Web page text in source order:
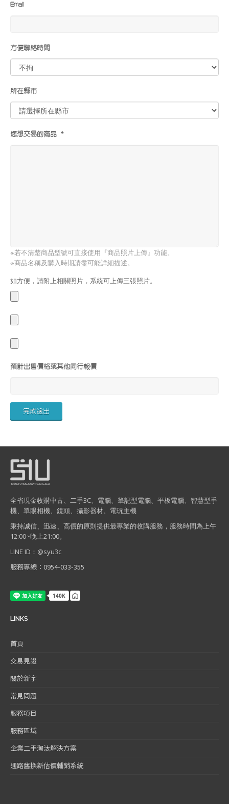
Email
方便聯絡時間
所在縣市
您想交易的商品 *
※若不清楚商品型號可直接使用『商品照片上傳』功能。
※商品名稱及購入時期請盡可能詳細描述。
如方便，請附上相關照片，系統可上傳三張照片。
預計出售價格或其他同行報價
全省現金收購中古、二手3C、電腦、筆記型電腦、平板電腦、智慧型手
機、單眼相機、鏡頭、攝影器材、電玩主機
秉持誠信、迅速、高價的原則提供最專業的收購服務，服務時間為上午
12:00~晚上21:00。
LINE ID：@syu3c
服務專線：0954-033-355
LINKS
首頁
交易見證
關於新宇
常見問題
服務項目
服務區域
企業二手淘汰解決方案
通路舊換新估價輔銷系統